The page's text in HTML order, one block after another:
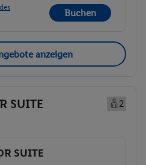
Buchen
anzeigen
SUITE
2
SUITE